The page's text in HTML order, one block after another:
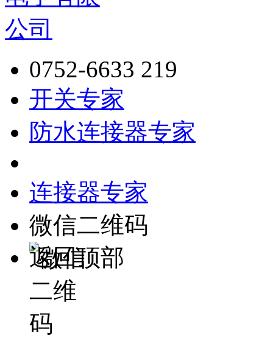
0752-6633 219
开关专家
防水连接器专家
连接器专家
微信二维码
返回顶部